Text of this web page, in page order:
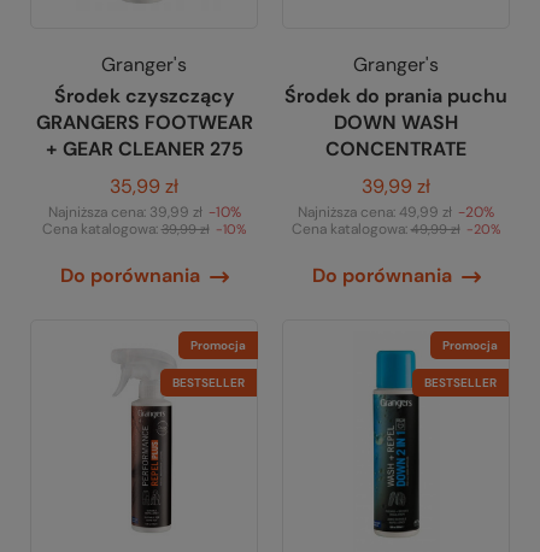
Granger's
Środek czyszczący
GRANGERS FOOTWEAR
+ GEAR CLEANER 275
35,99 zł
Najniższa cena: 39,99 zł -10%
Cena katalogowa:39,99 zł -10%
Do porównania
Granger's
Środek do prania puchu
DOWN WASH
CONCENTRATE
39,99 zł
Najniższa cena:49,99 zł -20%
Cena katalogowa:49,99 zł -20%
Do porównania
Promocja
BESTSELLER
Promocja
BESTSELLER